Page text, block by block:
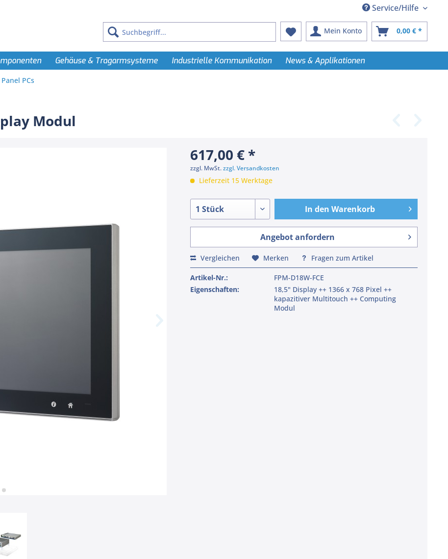
Service/Hilfe
Mein Konto 0,00 € *
Gehäuse & Tragarmsysteme Industrielle Kommunikation News & Applikationen
PCs
Modul
617,00 € *
zzgl. MwSt.zzgl. Versandkosten
Lieferzeit 15 Werktage
In den Warenkorb
Angebot anfordern
Vergleichen Merken Fragen zum Artikel
Artikel-Nr.:
FPM-D18W-FCE
Eigenschaften:
18,5" Display ++ 1366 x 768 Pixel ++
kapazitiver Multitouch ++ Computing
Modul